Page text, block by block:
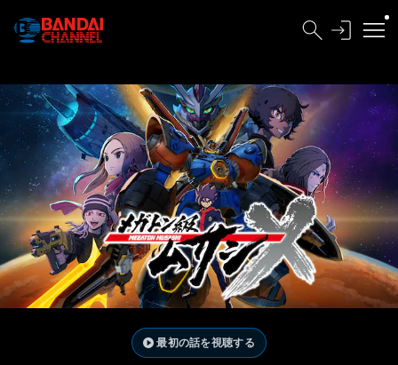
最初の話を視聴する